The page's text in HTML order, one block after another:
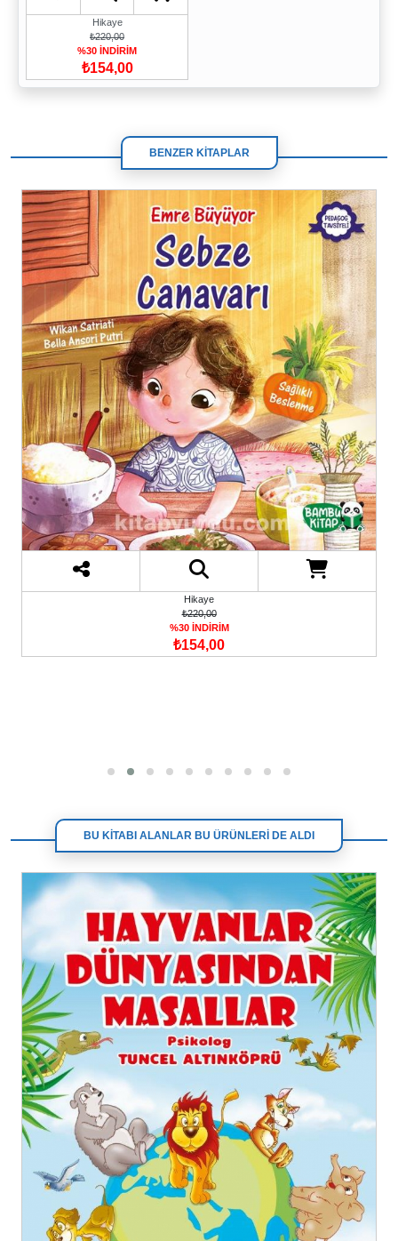
Hikaye
₺220,00
%30 İNDİRİM
₺154,00
BENZER KİTAPLAR
Hikaye
₺220,00
%30 İNDİRİM
₺154,00
BU KİTABI ALANLAR BU ÜRÜNLERİ DE ALDI